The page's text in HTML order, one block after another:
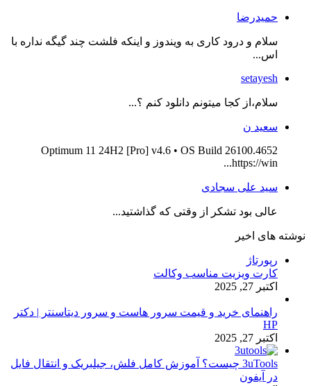
حمیدرضا
سلام و درود کاری به ویندوز و اینکه فلشت چند گیگه نداره با
اس...
setayesh
سلام،از کجا میتونم دانلود کنم ؟...
سعید ن
Optimum 11 24H2 [Pro] v4.6 • OS Build 26100.4652
https://win...
سید علی سجادی
عالی بود تشکر از وقتی که گذاشتید...
نوشته های اخیر
رپورتاژ
کارت ویزیت مناسب وکالت
اکتبر 27, 2025
راهنمای خرید و قیمت سرور هاست و سرور دیتاسنتر | دکتر
HP
اکتبر 27, 2025
3uTools چیست؟ آموزش کامل فلش، جیلبریک و انتقال فایل
در آیفون